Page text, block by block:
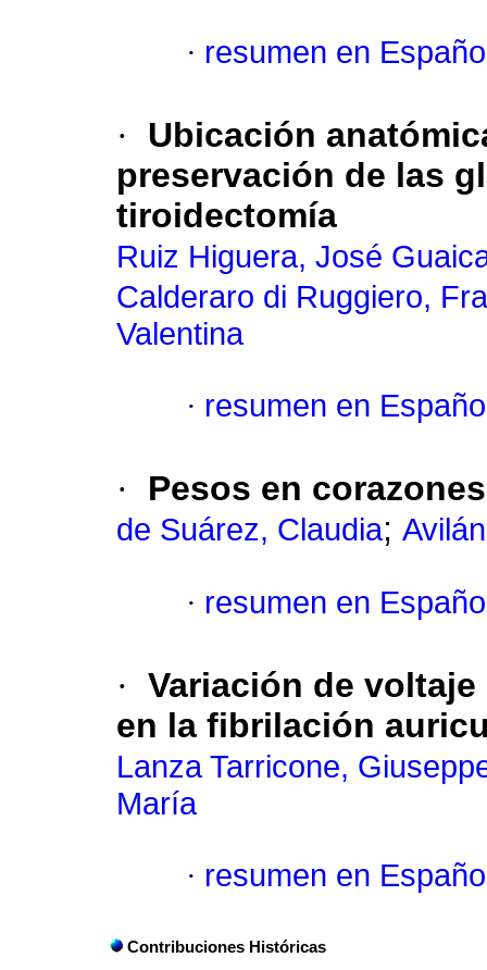
· resumen en
·
Ubicación
preservación de las
tiroidectomía
Ruiz Higuera, José
Calderaro di Ruggiero,
Valentina
· resumen en
· Pesos en
de Suárez, Claudia;
· resumen en
· Variación de
en la fibrilación
Lanza Tarricone,
María
· resumen en
Contribuciones Históricas